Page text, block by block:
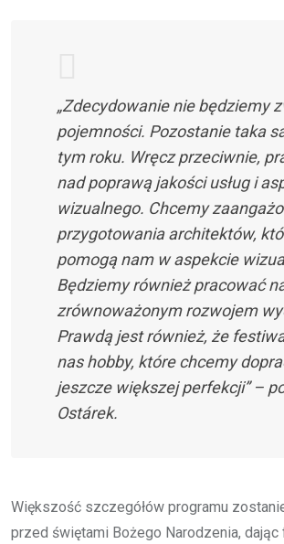
„Zdecydowanie nie będziemy
pojemności. Pozostanie taka
tym roku. Wręcz przeciwnie,
nad poprawą jakości usług i
wizualnego. Chcemy
przygotowania architektów,
pomogą nam w aspekcie
Będziemy również pracować
zrównoważonym rozwojem
Prawdą jest również, że
nas hobby, które chcemy
jeszcze większej perfekcji” –
Ostárek.
Większość szczegółów programu
przed świętami Bożego Narodzenia, dając